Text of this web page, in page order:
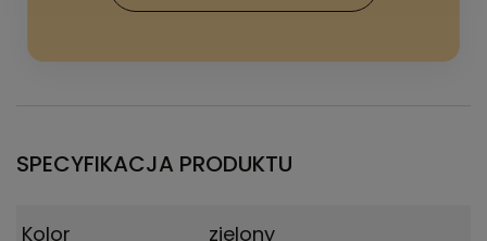
SPECYFIKACJA PRODUKTU
Kolor zielony